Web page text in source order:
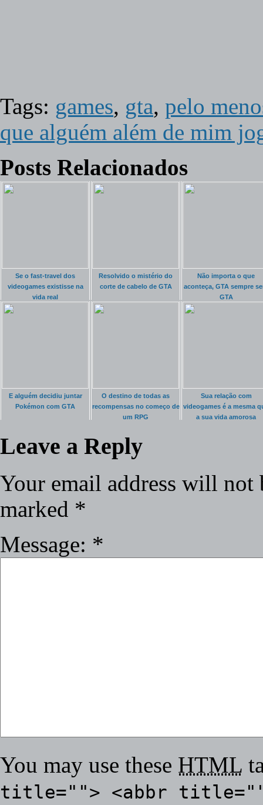
Tags: games, gta, pelo
que alguém além de mim
Posts Relacionados
Se o fast-travel dos
videogames existisse na
vida real
Resolvido o mistério do
corte de cabelo de GTA
Não importa o que
aconteça, GTA sempre
GTA
E alguém decidiu juntar
Pokémon com GTA
O destino de todas as
recompensas no começo de
um RPG
Sua relação com
videogames é a mesma
a sua vida amorosa
Leave a Reply
Your email address will not
marked *
Message: *
You may use these HTML
title=""> <abbr